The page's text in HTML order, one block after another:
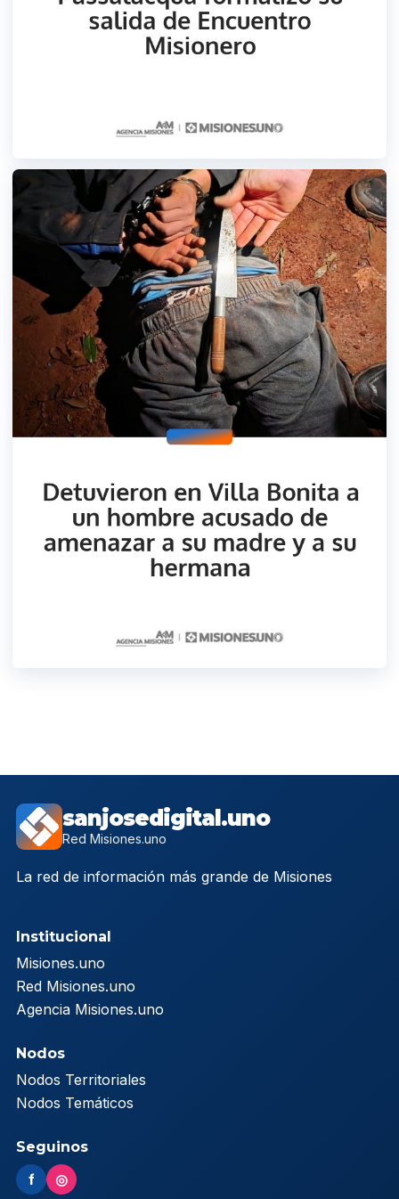
sanjosedigital.uno
Red Misiones.uno
La red de información más grande de Misiones
Institucional
Misiones.uno
Red Misiones.uno
Agencia Misiones.uno
Nodos
Nodos Territoriales
Nodos Temáticos
Seguinos
f ◎